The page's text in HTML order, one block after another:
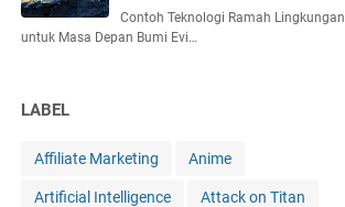
Contoh Teknologi Ramah Lingkungan
untuk Masa Depan Bumi Evi…
LABEL
Affiliate Marketing Anime
Artificial Intelligence Attack on Titan